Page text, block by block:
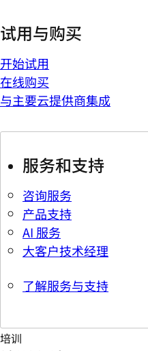
试用与购买
开始试用
在线购买
与主要云提供商集成
服务和支持
咨询服务
产品支持
AI 服务
大客户技术经理
了解服务与支持
培训